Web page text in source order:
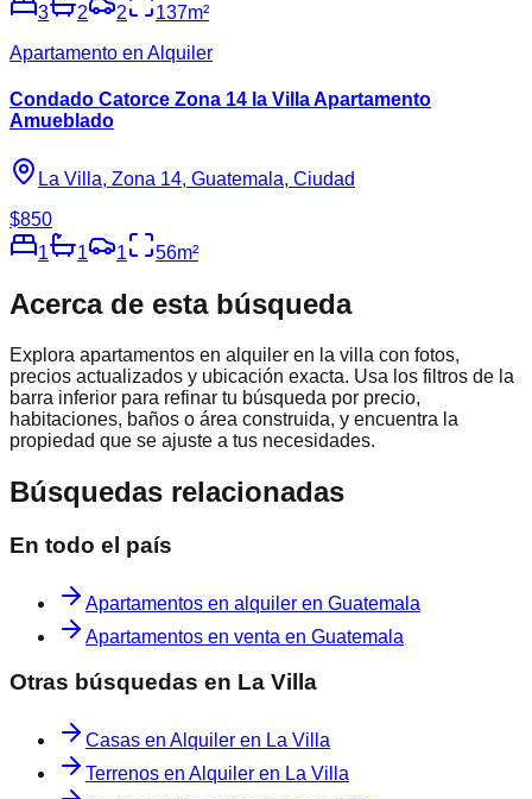
3
2 2 137m²
Apartamento en Alquiler
Condado Catorce Zona 14 la Villa Apartamento
Amueblado
La Villa, Zona 14, Guatemala, Ciudad
$850
1
1 1 56m²
Acerca de esta búsqueda
Explora apartamentos en alquiler en la villa con fotos,
precios actualizados y ubicación exacta. Usa los filtros de la
barra inferior para refinar tu búsqueda por precio,
habitaciones, baños o área construida, y encuentra la
propiedad que se ajuste a tus necesidades.
Búsquedas relacionadas
En todo el país
Apartamentos en alquiler en Guatemala
Apartamentos en venta en Guatemala
Otras búsquedas en La Villa
Casas en Alquiler en La Villa
Terrenos en Alquiler en La Villa